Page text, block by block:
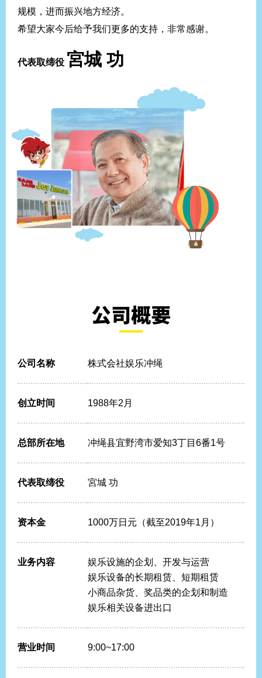
规模，进而振兴地方经济。
希望大家今后给予我们更多的支持，非常感谢。
代表取缔役 宮城 功
公司概要
公司名称 株式会社娱乐冲绳
创立时间 1988年2月
总部所在地 冲绳县宜野湾市爱知3丁目6番1号
代表取缔役 宮城 功
资本金 1000万日元（截至2019年1月）
业务内容
娱乐设施的企划、开发与运营
娱乐设备的长期租赁、短期租赁
小商品杂货、奖品类的企划和制造
娱乐相关设备进出口
营业时间 9:00~17:00